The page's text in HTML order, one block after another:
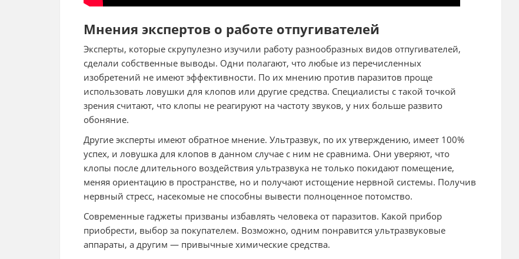
Мнения экспертов о работе отпугивателей
Эксперты, которые скрупулезно изучили работу разнообразных видов отпугивателей,
сделали собственные выводы. Одни полагают, что любые из перечисленных
изобретений не имеют эффективности. По их мнению против паразитов проще
использовать ловушки для клопов или другие средства. Специалисты с такой точкой
зрения считают, что клопы не реагируют на частоту звуков, у них больше развито
обоняние.
Другие эксперты имеют обратное мнение. Ультразвук, по их утверждению, имеет 100%
успех, и ловушка для клопов в данном случае с ним не сравнима. Они уверяют, что
клопы после длительного воздействия ультразвука не только покидают помещение,
меняя ориентацию в пространстве, но и получают истощение нервной системы. Получив
нервный стресс, насекомые не способны вывести полноценное потомство.
Современные гаджеты призваны избавлять человека от паразитов. Какой прибор
приобрести, выбор за покупателем. Возможно, одним понравится ультразвуковые
аппараты, а другим — привычные химические средства.